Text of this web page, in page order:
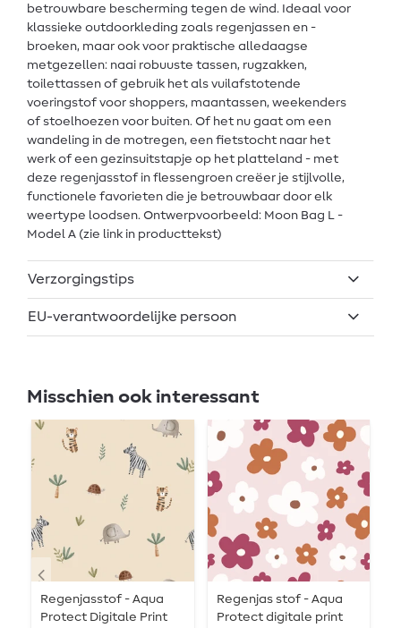
betrouwbare bescherming tegen de wind. Ideaal voor
klassieke outdoorkleding zoals regenjassen en -
broeken, maar ook voor praktische alledaagse
metgezellen: naai robuuste tassen, rugzakken,
toilettassen of gebruik het als vuilafstotende
voeringstof voor shoppers, maantassen, weekenders
of stoelhoezen voor buiten. Of het nu gaat om een
wandeling in de motregen, een fietstocht naar het
werk of een gezinsuitstapje op het platteland - met
deze regenjasstof in flessengroen creëer je stijlvolle,
functionele favorieten die je betrouwbaar door elk
weertype loodsen. Ontwerpvoorbeeld: Moon Bag L -
Model A (zie link in producttekst)
Verzorgingstips
EU-verantwoordelijke persoon
Misschien ook interessant
Regenjasstof - Aqua
Protect Digitale Print
Regenjas stof - Aqua
Protect digitale print